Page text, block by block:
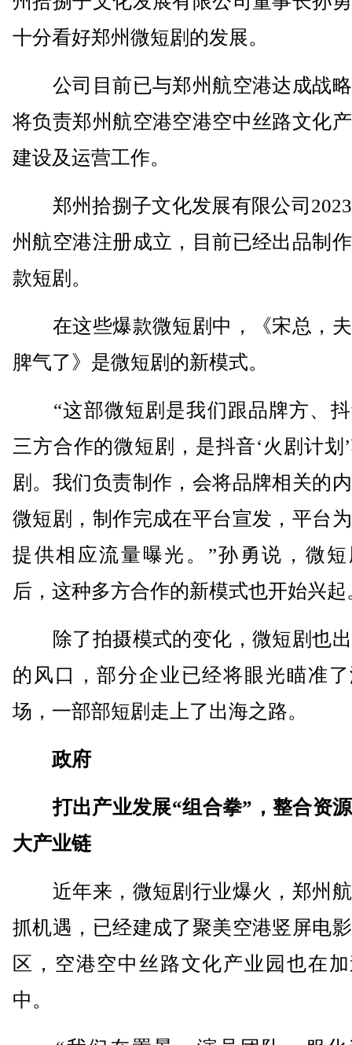
十分看好郑州微短剧的发展。
公司目前已与郑州航空港达成战
将负责郑州航空港空港空中丝路文化
建设及运营工作。
郑州拾捌子文化发展有限公司
州航空港注册成立，目前已经出品制
款短剧。
在这些爆款微短剧中，《宋总，
脾气了》是微短剧的新模式。
“这部微短剧是我们跟品牌方、抖
三方合作的微短剧，是抖音‘火剧计划
剧。我们负责制作，会将品牌相关的
微短剧，制作完成在平台宣发，平台
提供相应流量曝光。”孙勇说，微
后，这种多方合作的新模式也开始兴起
除了拍摄模式的变化，微短剧也
的风口，部分企业已经将眼光瞄准
场，一部部短剧走上了出海之路。
政府
打出产业发展“组合拳”，整合资
大产业链
近年来，微短剧行业爆火，郑州
抓机遇，已经建成了聚美空港竖屏电
区，空港空中丝路文化产业园也在
中。